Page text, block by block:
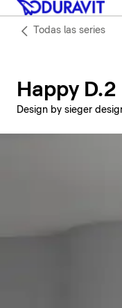
Todas las series
Happy D.2
Design by sieger